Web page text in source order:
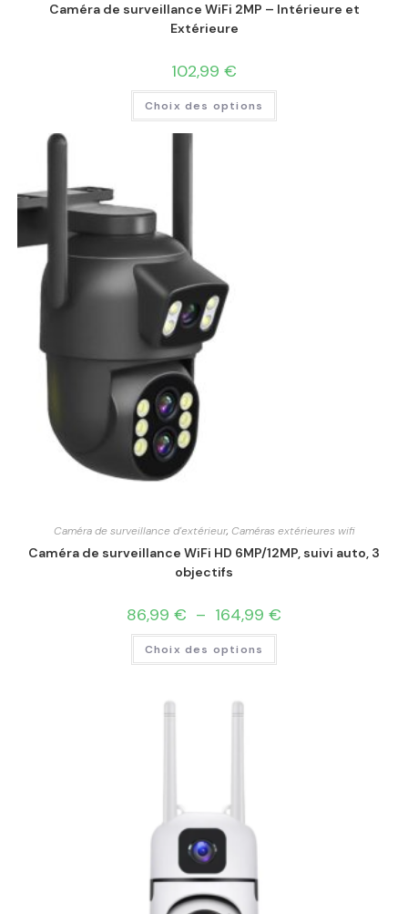
Caméra de surveillance WiFi 2MP – Intérieure et
Extérieure
102,99 €
Choix des options
Caméra de surveillance d'extérieur, Caméras extérieures wifi
Caméra de surveillance WiFi HD 6MP/12MP, suivi auto, 3
objectifs
86,99 € – 164,99 €
Choix des options